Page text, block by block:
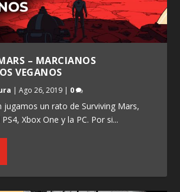
– MARCIANOS
VEGANOS
|Ago 26, 2019 | 0
jugamos un rato de Surviving Mars,
Xbox One y la PC. Por si...